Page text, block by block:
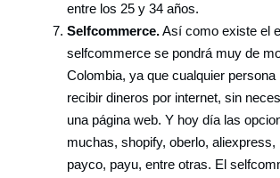
entre los 25 y 34 años.
Selfcommerce.Así como existe el
selfcommerce se pondrá muy de
Colombia, ya que cualquier
recibir dineros por internet, sin
una página web. Y hoy día las
muchas, shopify, oberlo, aliexpress,
payco, payu, entre otras. El